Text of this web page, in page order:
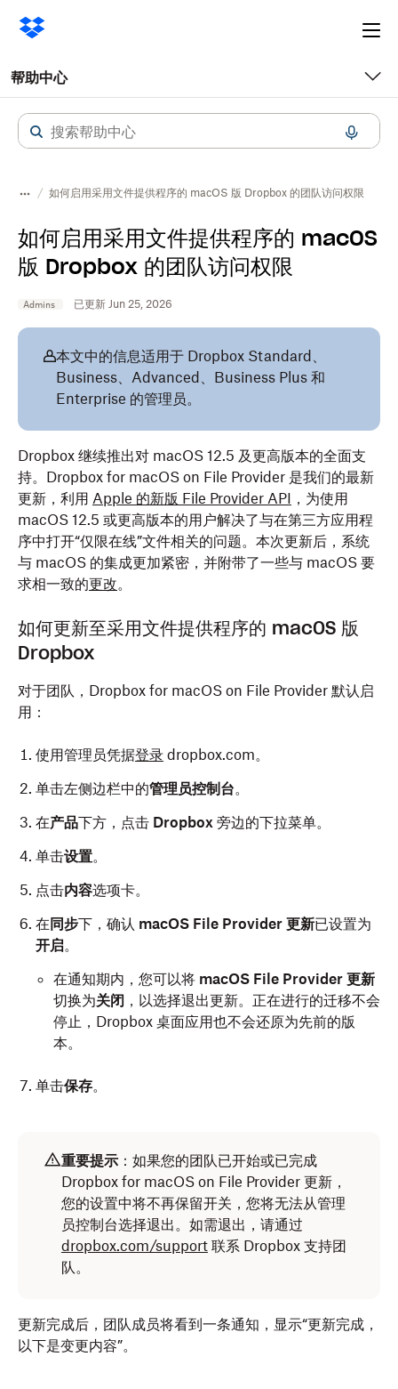
帮助中心
如何启用采用文件提供程序的 macOS 版 Dropbox 的团队访问权限
如何启用采用文件提供程序的 macOS
版 Dropbox 的团队访问权限
Admins 已更新 Jun 25, 2026
本文中的信息适用于 Dropbox Standard、
Business、Advanced、Business Plus 和
Enterprise 的管理员。
Dropbox 继续推出对 macOS 12.5 及更高版本的全面支
持。Dropbox for macOS on File Provider 是我们的最新
更新，利用 Apple 的新版 File Provider API ，为使用
macOS 12.5 或更高版本的用户解决了与在第三方应用程
序中打开“仅限在线”文件相关的问题。本次更新后，系统
与 macOS 的集成更加紧密，并附带了一些与 macOS 要
求相一致的更改。
如何更新至采用文件提供程序的 macOS 版
Dropbox
对于团队，Dropbox for macOS on File Provider 默认启
用：
使用管理员凭据登录 dropbox.com。
单击左侧边栏中的管理员控制台。
在产品下方，点击 Dropbox 旁边的下拉菜单。
单击设置。
点击内容选项卡。
在 同步下，确认 macOS File Provider 更新已设置为
开启。
在通知期内，您可以将 macOS File Provider 更新
切换为关闭 ，以选择退出更新。正在进行的迁移不会
停止，Dropbox 桌面应用也不会还原为先前的版
本。
单击保存。
重要提示 ：如果您的团队已开始或已完成
Dropbox for macOS on File Provider 更新，
您的设置中将不再保留开关，您将无法从管理
员控制台选择退出。如需退出，请通过
dropbox.com/support 联系 Dropbox 支持团
队。
更新完成后，团队成员将看到一条通知，显示“更新完成，
以下是变更内容”。